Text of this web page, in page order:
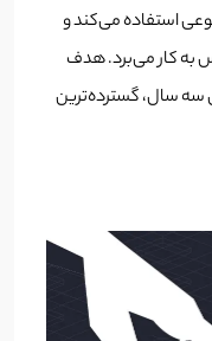
استفاده می‌کند و
به کار می‌برد. هدف
سه سال، گسترده‌ترین